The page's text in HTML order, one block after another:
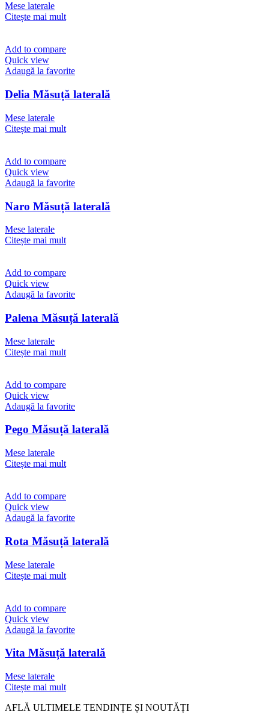
Mese laterale
Citește mai mult
Add to compare
Quick view
Adaugă la favorite
Delia Măsuță laterală
Mese laterale
Citește mai mult
Add to compare
Quick view
Adaugă la favorite
Naro Măsuță laterală
Mese laterale
Citește mai mult
Add to compare
Quick view
Adaugă la favorite
Palena Măsuță laterală
Mese laterale
Citește mai mult
Add to compare
Quick view
Adaugă la favorite
Pego Măsuță laterală
Mese laterale
Citește mai mult
Add to compare
Quick view
Adaugă la favorite
Rota Măsuță laterală
Mese laterale
Citește mai mult
Add to compare
Quick view
Adaugă la favorite
Vita Măsuță laterală
Mese laterale
Citește mai mult
AFLĂ ULTIMELE TENDINȚE ȘI NOUTĂȚI